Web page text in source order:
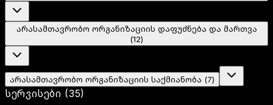
არასამთავრობო ორგანიზაციის დაფუძნება და მართვა
(12)
არასამთავრობო ორგანიზაციის საქმიანობა (7)
სერვისები (35)